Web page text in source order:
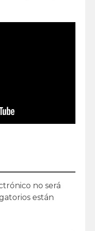
no será
están